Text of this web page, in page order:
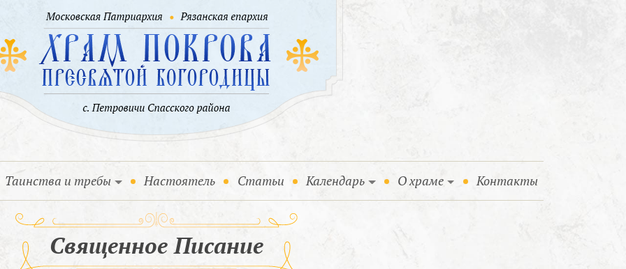
Таинства и требы Настоятель Статьи Календарь О храме Контакты
Священное Писание